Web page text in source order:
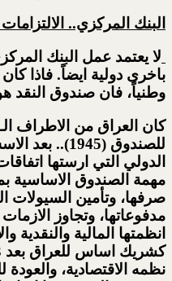
البنك المركزي..
لا يعتمد عمل البنك
باخرى دولية ايضاً. فاذا
وطنياً، فان صندوق النقد
للصندوق
الدولي التي ارستها
مهمة الصندوق الاساسية
صرفها، وتأمين السيولات
مدفوعاتها، وتجاوز الازمات
انظمتها المالية والنقدية
نظمه الاقتصادية،